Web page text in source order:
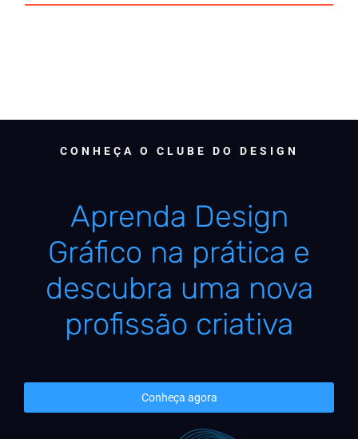
CONHEÇA O CLUBE DO DESIGN
Aprenda Design
Gráfico na prática e
descubra uma nova
profissão criativa
Conheça agora